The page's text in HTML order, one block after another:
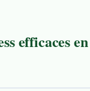
efficaces en